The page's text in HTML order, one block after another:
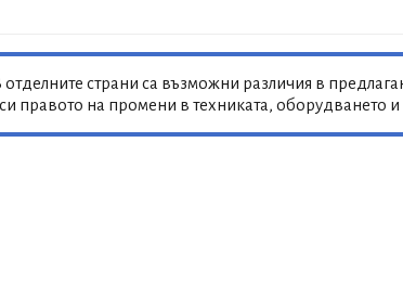
отделните страни са възможни различия в
правото на промени в техниката, оборудването